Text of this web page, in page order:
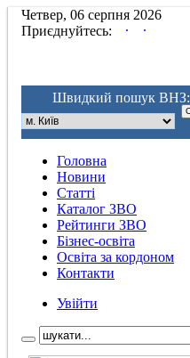
Четвер, 06 серпня 2026
Приєднуйтесь:
. .
Швидкий пошук ВНЗ:
Головна
Новини
Статті
Каталог ЗВО
Рейтинги ЗВО
Бізнес-освіта
Освіта за кордоном
Контакти
Увійти